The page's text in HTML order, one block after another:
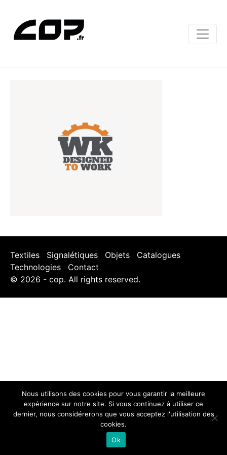
Textiles Signalétiques Objets
Catalogues
Technologies
Contact
© 2026 - cop. All rights reserved.
Nous utilisons des cookies pour vous garantir la meilleure
expérience sur notre site. Si vous continuez à utiliser ce
dernier, nous considérerons que vous acceptez l'utilisation des
cookies.
Ok